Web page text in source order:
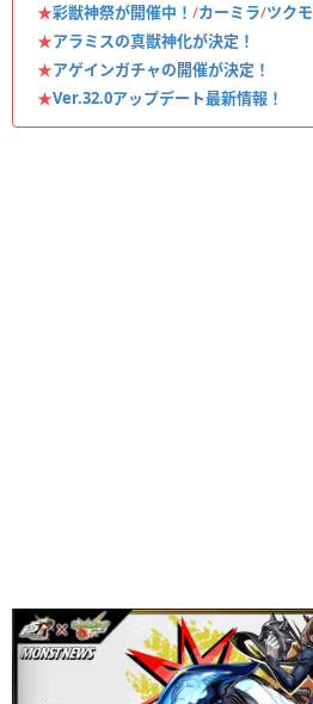
★彩獣神祭が開催中！ /カーミラ/ツクモ
★アラミスの真獣神化が決定！
★アゲインガチャの開催が決定！
★Ver.32.0アップデート最新情報！